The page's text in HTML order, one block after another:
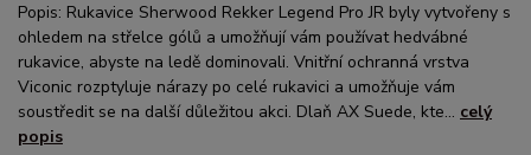
Popis: Rukavice Sherwood Rekker Legend Pro JR byly vytvořeny s
ohledem na střelce gólů a umožňují vám používat hedvábné
rukavice, abyste na ledě dominovali. Vnitřní ochranná vrstva
Viconic rozptyluje nárazy po celé rukavici a umožňuje vám
soustředit se na další důležitou akci. Dlaň AX Suede, kte... celý
popis